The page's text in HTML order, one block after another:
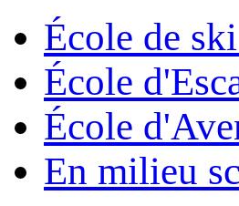
École de
École
École
En milieu